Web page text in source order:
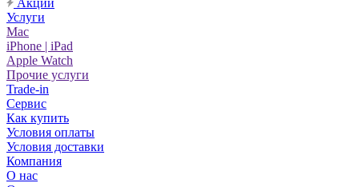
Акции
Услуги
Mac
iPhone | iPad
Apple Watch
Прочие услуги
Trade-in
Сервис
Как купить
Условия оплаты
Условия доставки
Компания
О нас